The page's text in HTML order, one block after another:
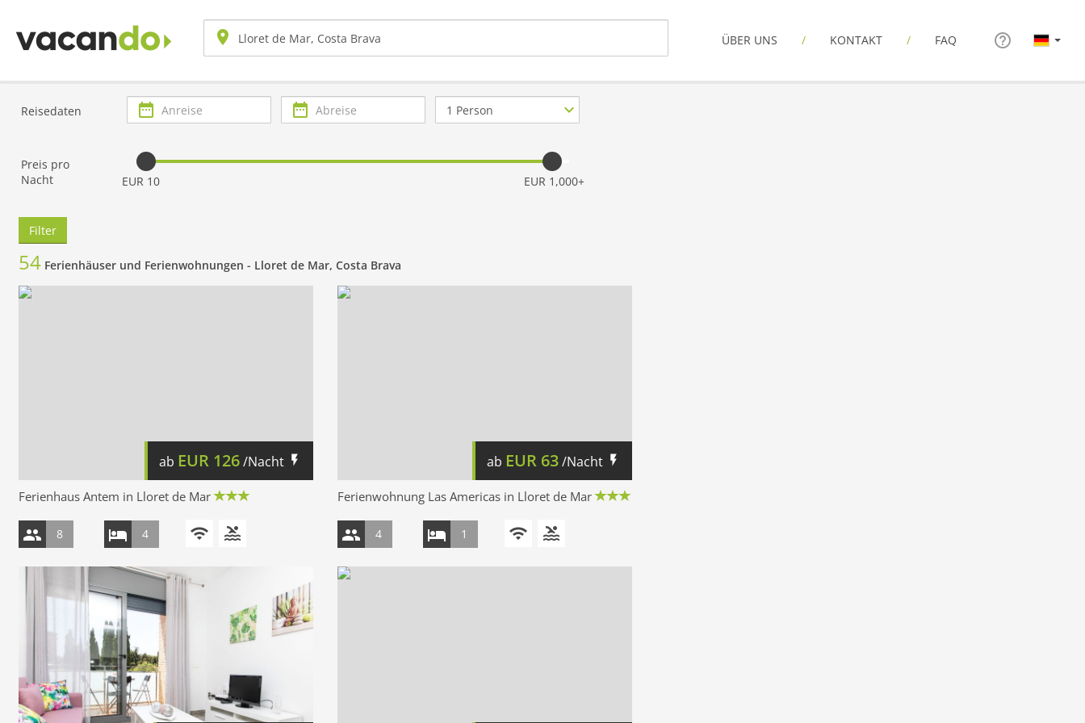
ÜBER UNS KONTAKT FAQ
Reisedaten Anreise Abreise
Anzahl
Personen
Preis pro
Nacht
EUR 10 EUR 1,000+
Filter
54 Ferienhäuser und Ferienwohnungen - Lloret de Mar, Costa Brava
ab EUR 126/Nacht
Ferienhaus Antem in Lloret de Mar
8 4
ab EUR 63/Nacht
Ferienwohnung Las Americas in Lloret de Mar
4 1